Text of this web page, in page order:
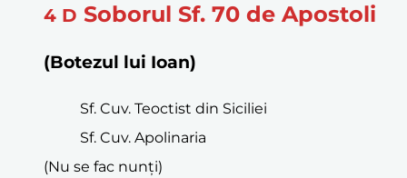
4 D Soborul Sf. 70 de Apostoli
(Botezul lui Ioan)
Sf. Cuv. Teoctist din Siciliei
Sf. Cuv. Apolinaria
(Nu se fac nunți)